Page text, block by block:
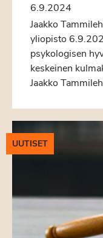
6.9.2024
Jaakko
yliopisto
psykologisen
keskeinen
Jaakko
UUTISET